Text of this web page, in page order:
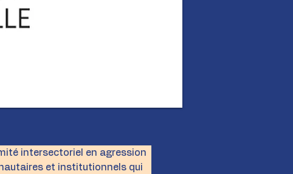
intersectoriel en agression
et institutionnels qui